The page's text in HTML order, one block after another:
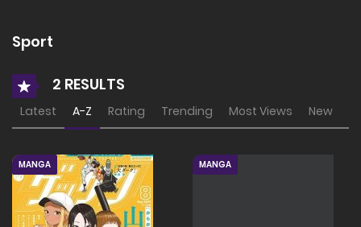
Sport
2 RESULTS
Latest A-Z Rating Trending Most Views New
MANGA MANGA